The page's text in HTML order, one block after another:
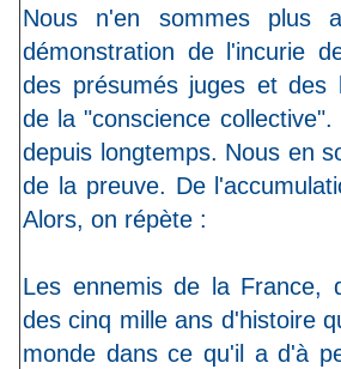
Nous n'en sommes plus
démonstration de l'incurie
des présumés juges et des
de la "conscience
depuis longtemps. Nous en
de la preuve. De
Alors, on répète :
Les ennemis de la France,
des cinq mille ans d'histoire
monde dans ce qu'il a d'à